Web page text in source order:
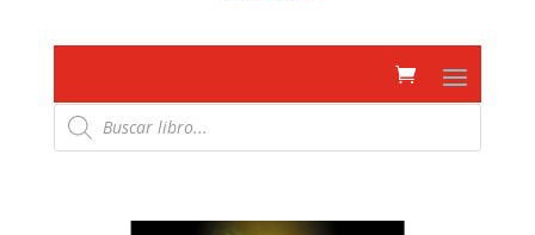
Búsqueda
de
productos